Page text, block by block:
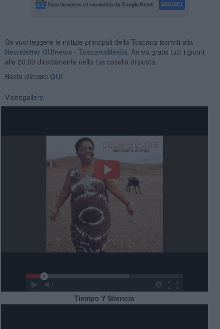
Se vuoi leggere le notizie principali della Toscana iscriviti alla
Newsletter QUInews - ToscanaMedia. Arriva gratis tutti i giorni
alle 20:00 direttamente nella tua casella di posta.
Basta cliccare QUI
Videogallery
Tiempo Y Silencio